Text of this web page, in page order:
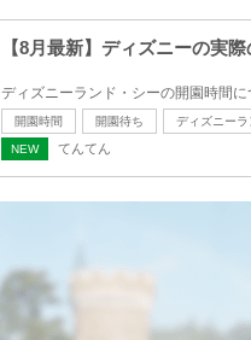
【8月最新】ディズニーの実
ディズニーランド・シーの開園時間
開園時間 開園待ち ディズニーラ
NEW てんてん